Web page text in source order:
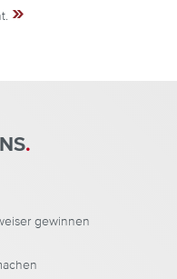
»
.
gewinnen